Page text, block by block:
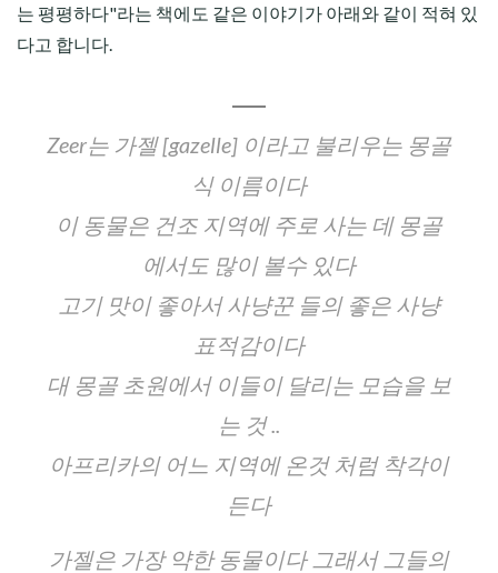
는 평평하다"라는 책에도 같은 이야기가 아래와 같이 적혀 있
다고 합니다.
Zeer는 가젤 [gazelle] 이라고 불리우는 몽골
식 이름이다
이 동물은 건조 지역에 주로 사는 데 몽골
에서도 많이 볼수 있다
고기 맛이 좋아서 사냥꾼 들의 좋은 사냥
표적감이다
대 몽골 초원에서 이들이 달리는 모습을 보
는 것 ..
아프리카의 어느 지역에 온것 처럼 착각이
든다
가젤은 가장 약한 동물이다 그래서 그들의